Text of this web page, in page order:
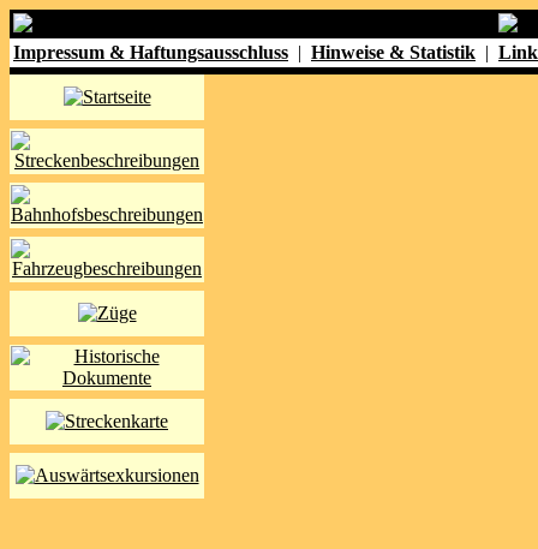
Impressum & Haftungsausschluss | Hinweise & Statistik |